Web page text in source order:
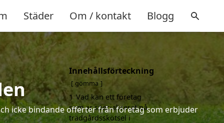
Städer Om / kontakt Blogg
icke bindande offerter från företag som erbjuder
Innehållsförteckning
gömma
1 Vad kan ett företag
som är specialiserat på
trädgårdsskötsel i